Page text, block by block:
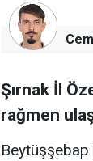
Şırnak İl
rağmen